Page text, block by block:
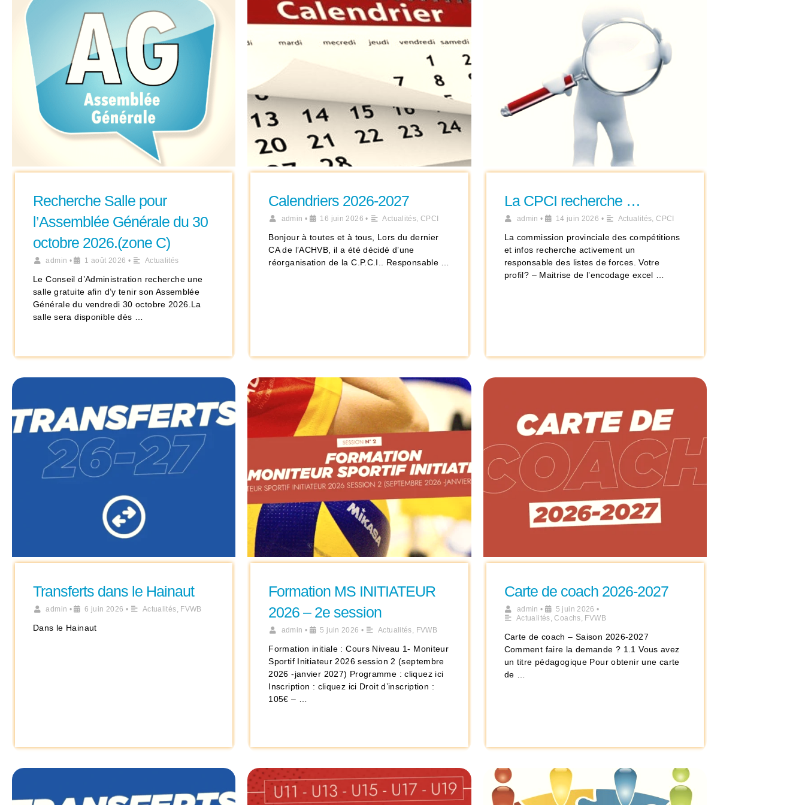
Recherche Salle pour
l’Assemblée Générale du 30
octobre 2026.(zone C)
admin • 1 août 2026 • Actualités
Le Conseil d’Administration recherche une
salle gratuite afin d’y tenir son Assemblée
Générale du vendredi 30 octobre 2026.La
salle sera disponible dès …
Calendriers 2026-2027
admin • 16 juin 2026 • Actualités, CPCI
Bonjour à toutes et à tous, Lors du dernier
CA de l’ACHVB, il a été décidé d’une
réorganisation de la C.P.C.I.. Responsable …
La CPCI recherche …
admin • 14 juin 2026 • Actualités,CPCI
La commission provinciale des compétitions
et infos recherche activement un
responsable des listes de forces. Votre
profil? – Maitrise de l’encodage excel …
Transferts dans le Hainaut
admin • 6 juin 2026 • Actualités, FVWB
Dans le Hainaut
Formation MS INITIATEUR
2026 – 2e session
admin • 5 juin 2026 • Actualités, FVWB
Formation initiale : Cours Niveau 1- Moniteur
Sportif Initiateur 2026 session 2 (septembre
2026 -janvier 2027) Programme : cliquez ici
Inscription : cliquez ici Droit d’inscription :
105€ – …
Carte de coach 2026-2027
admin • 5 juin 2026 •
Actualités,Coachs, FVWB
Carte de coach – Saison 2026-2027
Comment faire la demande ? 1.1 Vous avez
un titre pédagogique Pour obtenir une carte
de …